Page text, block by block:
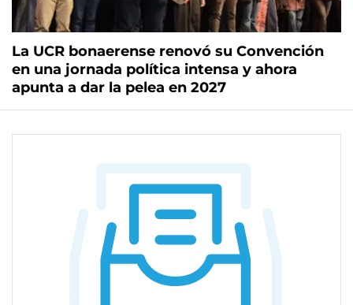
La UCR bonaerense renovó su Convención
en una jornada política intensa y ahora
apunta a dar la pelea en 2027